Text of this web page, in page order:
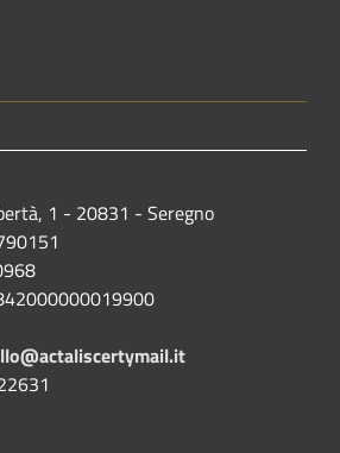
1 - 20831 - Seregno